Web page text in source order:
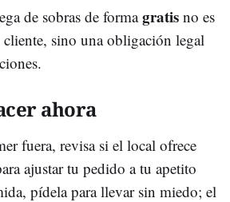
de sobras de formagratis no es
sino una obligación legal
ahora
fuera, revisa si el local ofrece
ajustar tu pedido a tu apetito
pídela para llevar sin miedo; el